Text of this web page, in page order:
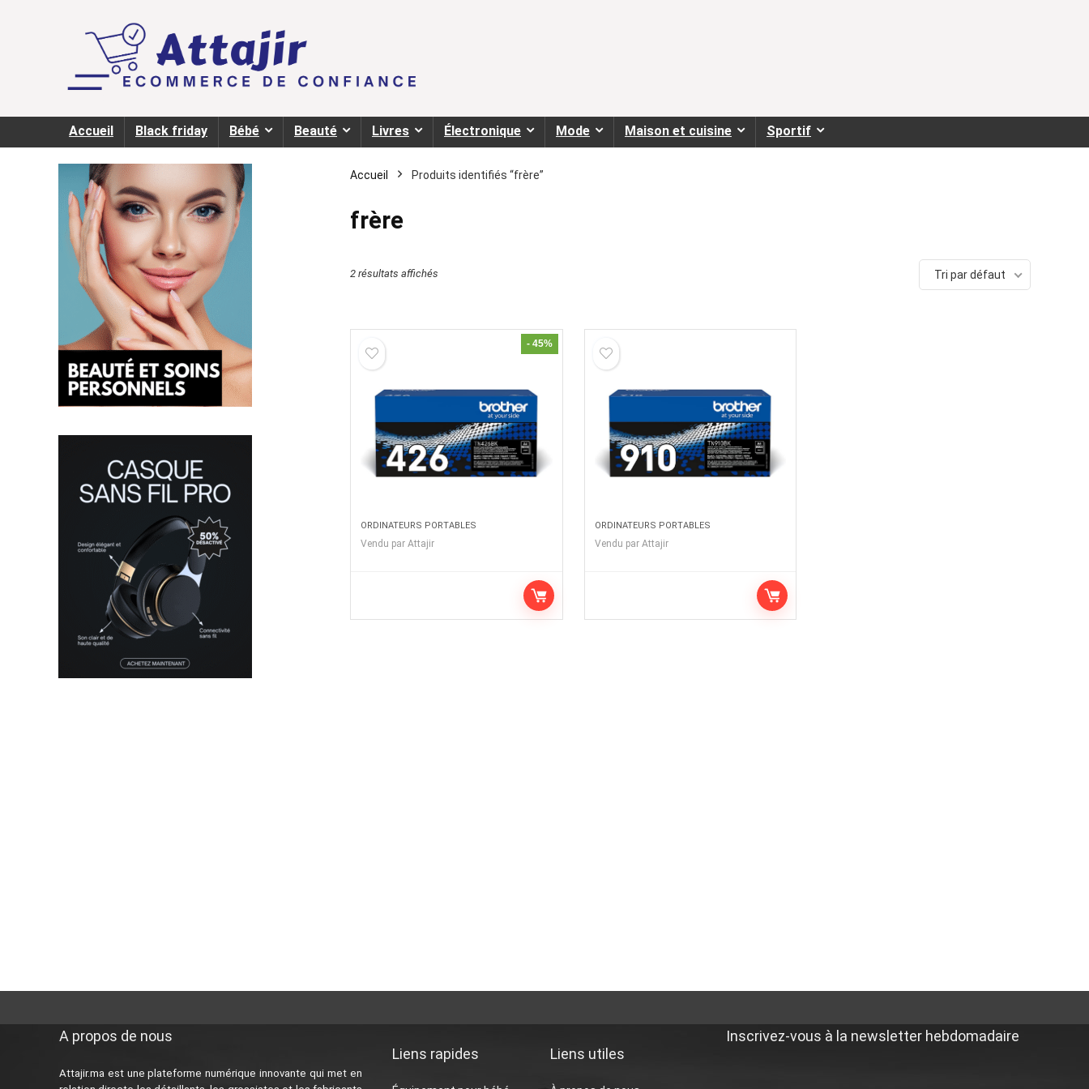
Accueil Black friday Bébé Beauté Livres Électronique Mode Maison et cuisine Sportif
Accueil Produits identifiés “frère”
frère
2 résultats affichés Tri par défaut
- 45%
ORDINATEURS PORTABLES
Vendu par Attajir
ORDINATEURS PORTABLES
Vendu parAttajir
A propos de nous
Attajir.ma est une plateforme numérique innovante qui met en
Liens rapides Liens utiles
Inscrivez-vous à la newsletter hebdomadaire